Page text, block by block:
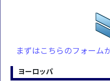
まずはこちらのフォーム
ヨーロッパ